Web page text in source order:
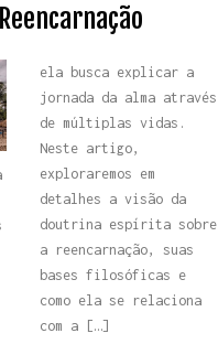
ela busca explicar a
jornada da alma através
de múltiplas vidas.
Neste artigo,
exploraremos em
detalhes a visão da
doutrina espírita sobre
a reencarnação, suas
bases filosóficas e
como ela se relaciona
com a […]